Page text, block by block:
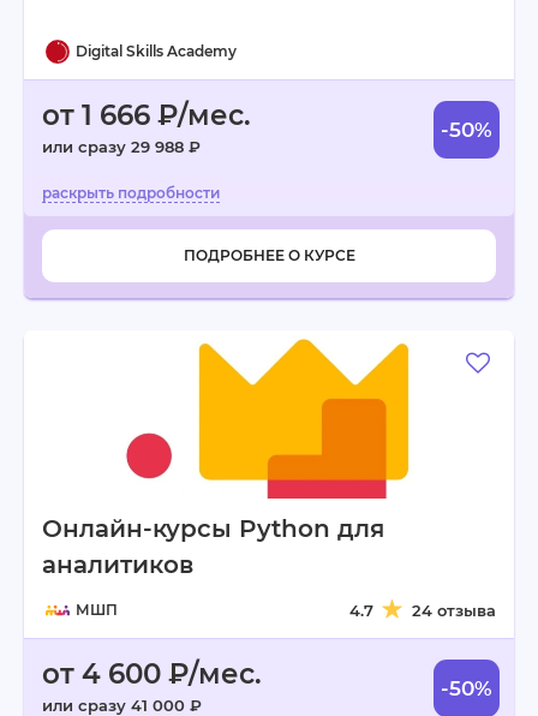
Digital Skills Academy
от 1 666 ₽/мес.
или сразу 29 988 ₽
-50%
ПОДРОБНЕЕ О КУРСЕ
Онлайн-курсы Python для
аналитиков
МШП 4.7 24 отзыва
от 4 600 ₽/мес.
или сразу 41 000 ₽
-50%